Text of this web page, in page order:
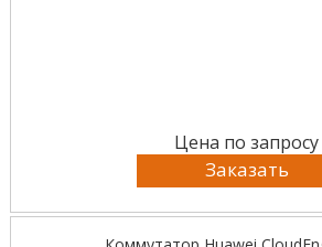
Цена по запросу
Заказать